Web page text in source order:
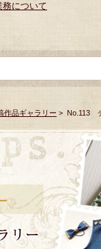
について
作品ギャラリー > No.113